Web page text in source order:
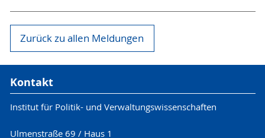
Zurück zu allen Meldungen
Kontakt
Institut für Politik- und Verwaltungswissenschaften
Ulmenstraße 69 / Haus 1